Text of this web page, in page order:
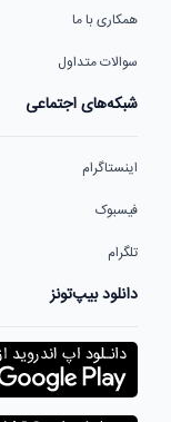
همکاری با ما
سوالات متداول
شبکه‌های اجتماعی
اینستاگرام
فیسبوک
تلگرام
دانلود بیپ‌تونز